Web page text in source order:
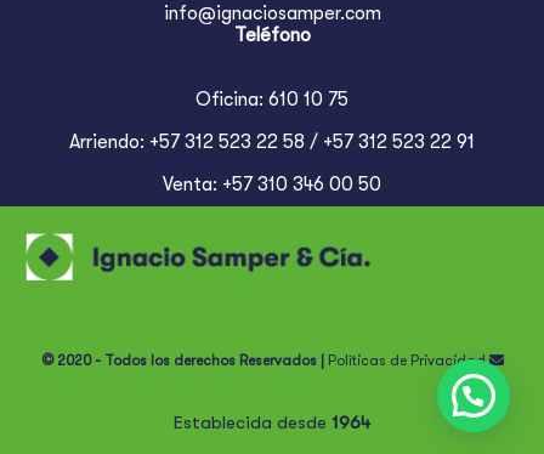
info@ignaciosamper.com
Teléfono
Oficina: 610 10 75
Arriendo: +57 312 523 22 58 / +57 312 523 22 91
Venta: +57 310 346 00 50
© 2020 - Todos los derechos Reservados |Políticas de Privacidad
Establecida desde 1964